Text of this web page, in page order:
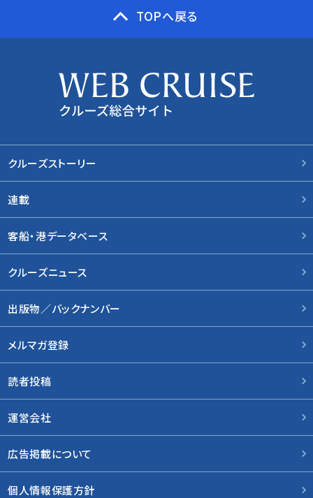
TOPへ戻る
クルーズストーリー
連載
客船・港データベース
クルーズニュース
出版物／バックナンバー
メルマガ登録
読者投稿
運営会社
広告掲載について
個人情報保護方針